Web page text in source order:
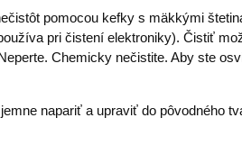
pomocou kefky s mäkkými
pri čistení elektroniky). Čistiť
Chemicky nečistite. Aby ste
napariť a upraviť do pôvodného